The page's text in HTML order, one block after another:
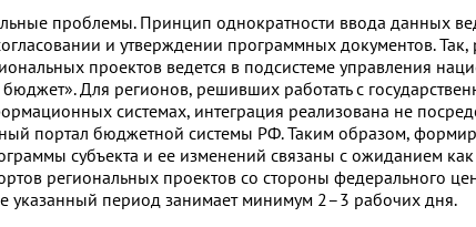
проблемы. Принцип однократности ввода данных
и утверждении программных документов.
проектов ведется в подсистеме управления
Для регионов, решивших работать с
системах, интеграция реализована не
портал бюджетной системы РФ. Таким образом,
субъекта и ее изменений связаны с ожиданием как
региональных проектов со стороны федерального
указанный период занимает минимум 2–3 рабочих дня.